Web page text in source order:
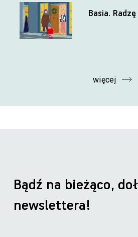
Basia.
więcej
Bądź na bieżąco,
newslettera!